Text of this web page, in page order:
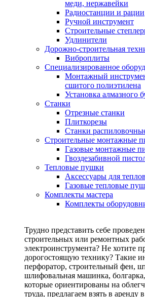
меди, нержавейки
Радиостанции и рации
Ручной инструмент
Строительные
Удлинители
Дорожно-строительная
Виброплиты
Специализированное
Монтажный
сшитого полиэтилена
Установка алмазного
Станки
Отрезные станки
Плиткорезы
Станки
Строительные монтажные
Газовые монтажные
Гвоздезабивной
Тепловые пушки
Аксессуары для
Газовые тепловые
Комплекты мастера
Комплекты
Трудно представить себе
строительных или ремонтных
электроинструмента? Не хотите
дорогостоящую технику? Такие
перфоратор, строительный фен,
шлифовальная машинка,
которые ориентированы на
труда, предлагаем взять в